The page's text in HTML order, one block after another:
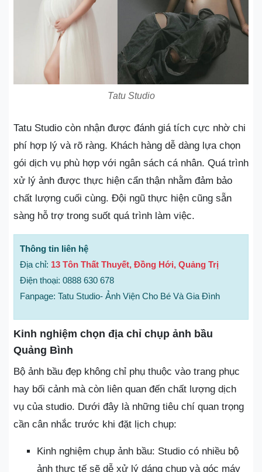
Tatu Studio
Tatu Studio còn nhận được đánh giá tích cực nhờ chi
phí hợp lý và rõ ràng. Khách hàng dễ dàng lựa chọn
gói dịch vụ phù hợp với ngân sách cá nhân. Quá trình
xử lý ảnh được thực hiện cẩn thận nhằm đảm bảo
chất lượng cuối cùng. Đội ngũ thực hiện cũng sẵn
sàng hỗ trợ trong suốt quá trình làm việc.
Thông tin liên hệ
Địa chỉ: 13 Tôn Thất Thuyết, Đồng Hới, Quảng Trị
Điện thoại: 0888 630 678
Fanpage: Tatu Studio- Ảnh Viện Cho Bé Và Gia Đình
Kinh nghiệm chọn địa chỉ chụp ảnh bầu
Quảng Bình
Bộ ảnh bầu đẹp không chỉ phụ thuộc vào trang phục
hay bối cảnh mà còn liên quan đến chất lượng dịch
vụ của studio. Dưới đây là những tiêu chí quan trọng
cần cân nhắc trước khi đặt lịch chụp:
Kinh nghiệm chụp ảnh bầu: Studio có nhiều bộ
ảnh thực tế sẽ dễ xử lý dáng chụp và góc máy